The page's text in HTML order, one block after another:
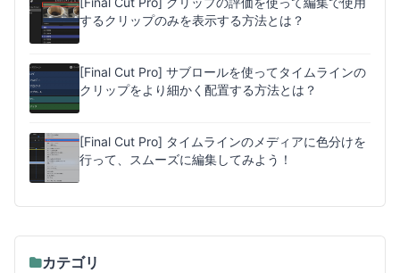
するクリップのみを表示する方法とは？
[Final Cut Pro] サブロールを使ってタイムラインの
クリップをより細かく配置する方法とは？
[Final Cut Pro] タイムラインのメディアに色分けを
行って、スムーズに編集してみよう！
カテゴリ